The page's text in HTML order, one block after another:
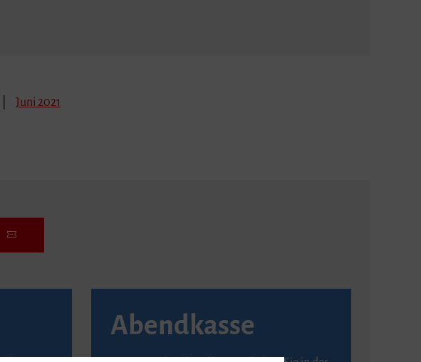
Juni 2021
Abendkasse